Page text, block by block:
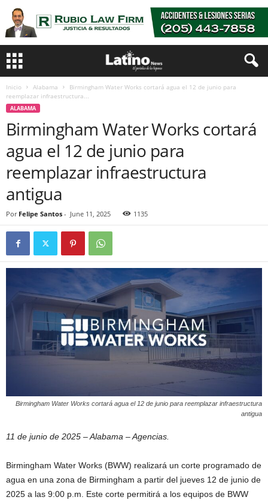
Inicio Alabama
Birmingham Water Works cortará agua el 12 de junio para
reemplazar infraestructura...
ALABAMA
Birmingham Water Works cortará
agua el 12 de junio para
reemplazar infraestructura
antigua
Por Felipe Santos - June 11, 2025 1135
Birmingham Water Works cortará agua el 12 de junio para reemplazar infraestructura
antigua
11 de junio de 2025 – Alabama – Agencias.
Birmingham Water Works (BWW) realizará un corte programado de
agua en una zona de Birmingham a partir del jueves 12 de junio de
2025 a las 9:00 p.m. Este corte permitirá a los equipos de BWW